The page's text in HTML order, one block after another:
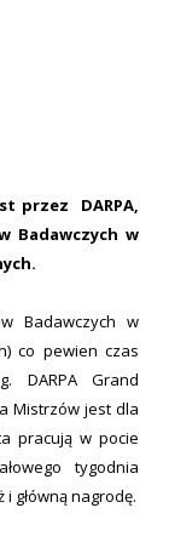
przez DARPA,
Badawczych w
Badawczych w
co pewien czas
DARPA Grand
Mistrzów jest dla
pracują w pocie
tygodnia
główną nagrodę.